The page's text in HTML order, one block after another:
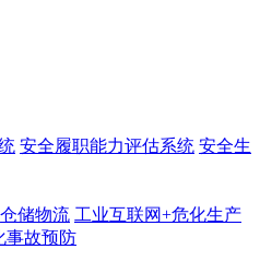
安全履职能力评估系统 安全生
仓储物流 工业互联网+危化生产
事故预防